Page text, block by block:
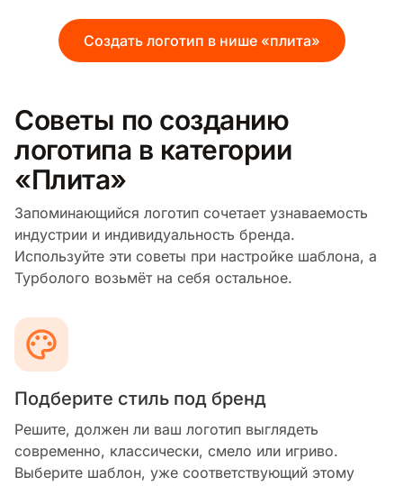
Создать логотип в нише «плита»
Советы по созданию
логотипа в категории
«Плита»
Запоминающийся логотип сочетает узнаваемость
индустрии и индивидуальность бренда.
Используйте эти советы при настройке шаблона, а
Турболого возьмёт на себя остальное.
Подберите стиль под бренд
Решите, должен ли ваш логотип выглядеть
современно, классически, смело или игриво.
Выберите шаблон, уже соответствующий этому